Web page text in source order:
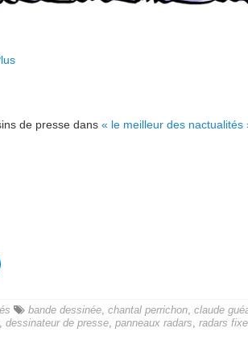
de presse dans « le meilleur des nactualités
bande dessinée chantal perrichon claude
dessinateur de presse panneaux radars radars